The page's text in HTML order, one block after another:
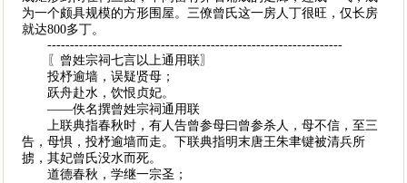
为一个颇具规模的方形围屋。三僚曾氏这一房人丁很旺，仅长房
就达800多丁。
-----------------------------------------------------------------
〖曾姓宗祠七言以上通用联〗
投杼逾墙，误疑贤母；
跃舟赴水，饮恨贞妃。
——佚名撰曾姓宗祠通用联
上联典指春秋时，有人告曾参母曰曾参杀人，母不信，至三
告，母惧，投杼逾墙而走。下联典指明末唐王朱聿键被清兵所
掳，其妃曾氏没水而死。
道德春秋，学继一宗圣；